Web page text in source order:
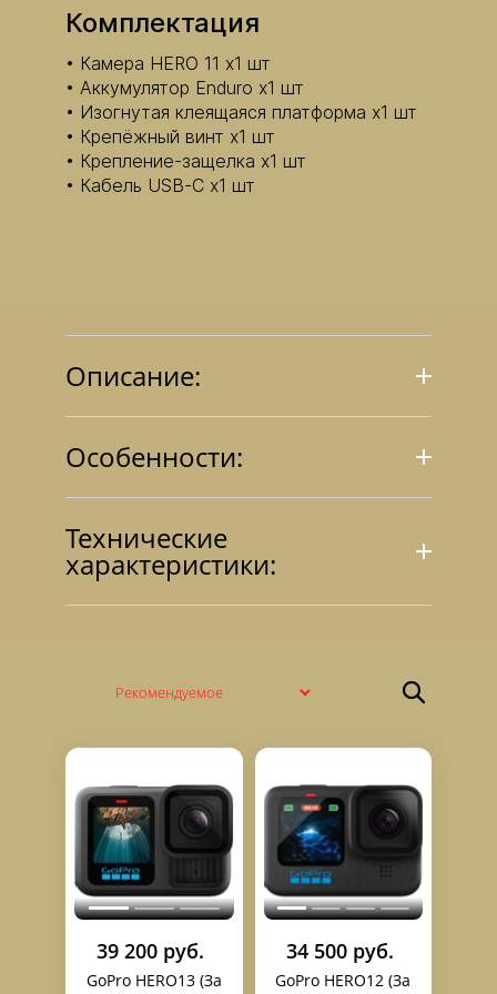
Комплектация
Камера HERO 11 х1 шт
Аккумулятор Enduro х1 шт
Изогнутая клеящаяся платформа х1 шт
Крепёжный винт х1 шт
Крепление-защелка х1 шт
Кабель USB-C х1 шт
Описание:
Особенности:
Технические
характеристики:
39 200 руб.
GoPro HERO13 (За
34 500 руб.
GoPro HERO12 (За